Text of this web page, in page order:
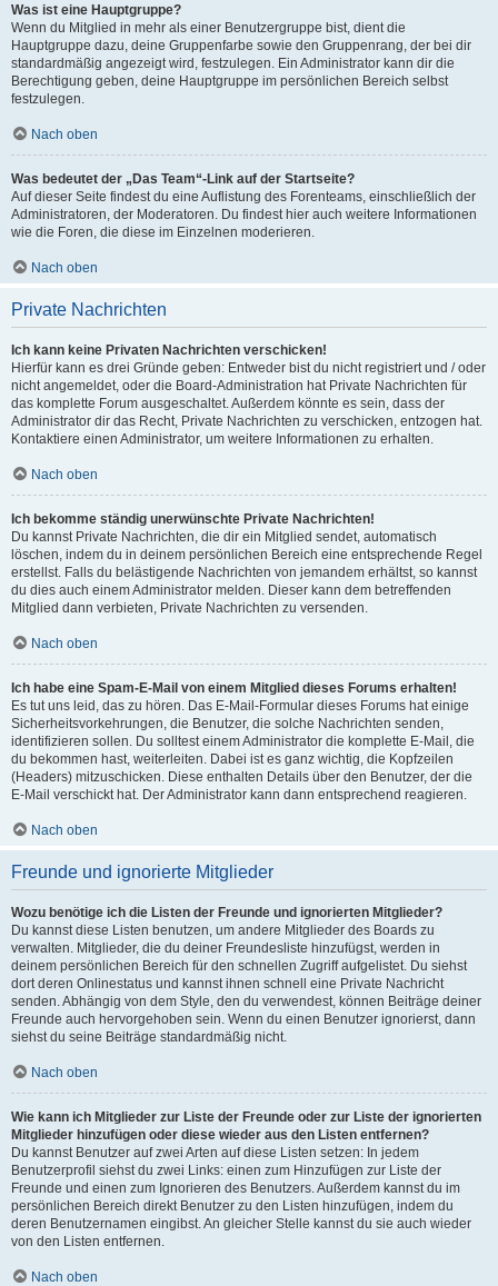
Was ist eine Hauptgruppe?
Wenn du Mitglied in mehr als einer Benutzergruppe bist, dient die
Hauptgruppe dazu, deine Gruppenfarbe sowie den Gruppenrang, der bei dir
standardmäßig angezeigt wird, festzulegen. Ein Administrator kann dir die
Berechtigung geben, deine Hauptgruppe im persönlichen Bereich selbst
festzulegen.
Nach oben
Was bedeutet der „Das Team“-Link auf der Startseite?
Auf dieser Seite findest du eine Auflistung des Forenteams, einschließlich der
Administratoren, der Moderatoren. Du findest hier auch weitere Informationen
wie die Foren, die diese im Einzelnen moderieren.
Nach oben
Private Nachrichten
Ich kann keine Privaten Nachrichten verschicken!
Hierfür kann es drei Gründe geben: Entweder bist du nicht registriert und / oder
nicht angemeldet, oder die Board-Administration hat Private Nachrichten für
das komplette Forum ausgeschaltet. Außerdem könnte es sein, dass der
Administrator dir das Recht, Private Nachrichten zu verschicken, entzogen hat.
Kontaktiere einen Administrator, um weitere Informationen zu erhalten.
Nach oben
Ich bekomme ständig unerwünschte Private Nachrichten!
Du kannst Private Nachrichten, die dir ein Mitglied sendet, automatisch
löschen, indem du in deinem persönlichen Bereich eine entsprechende Regel
erstellst. Falls du belästigende Nachrichten von jemandem erhältst, so kannst
du dies auch einem Administrator melden. Dieser kann dem betreffenden
Mitglied dann verbieten, Private Nachrichten zu versenden.
Nach oben
Ich habe eine Spam-E-Mail von einem Mitglied dieses Forums erhalten!
Es tut uns leid, das zu hören. Das E-Mail-Formular dieses Forums hat einige
Sicherheitsvorkehrungen, die Benutzer, die solche Nachrichten senden,
identifizieren sollen. Du solltest einem Administrator die komplette E-Mail, die
du bekommen hast, weiterleiten. Dabei ist es ganz wichtig, die Kopfzeilen
(Headers) mitzuschicken. Diese enthalten Details über den Benutzer, der die
E-Mail verschickt hat. Der Administrator kann dann entsprechend reagieren.
Nach oben
Freunde und ignorierte Mitglieder
Wozu benötige ich die Listen der Freunde und ignorierten Mitglieder?
Du kannst diese Listen benutzen, um andere Mitglieder des Boards zu
verwalten. Mitglieder, die du deiner Freundesliste hinzufügst, werden in
deinem persönlichen Bereich für den schnellen Zugriff aufgelistet. Du siehst
dort deren Onlinestatus und kannst ihnen schnell eine Private Nachricht
senden. Abhängig von dem Style, den du verwendest, können Beiträge deiner
Freunde auch hervorgehoben sein. Wenn du einen Benutzer ignorierst, dann
siehst du seine Beiträge standardmäßig nicht.
Nach oben
Wie kann ich Mitglieder zur Liste der Freunde oder zur Liste der ignorierten
Mitglieder hinzufügen oder diese wieder aus den Listen entfernen?
Du kannst Benutzer auf zwei Arten auf diese Listen setzen: In jedem
Benutzerprofil siehst du zwei Links: einen zum Hinzufügen zur Liste der
Freunde und einen zum Ignorieren des Benutzers. Außerdem kannst du im
persönlichen Bereich direkt Benutzer zu den Listen hinzufügen, indem du
deren Benutzernamen eingibst. An gleicher Stelle kannst du sie auch wieder
von den Listen entfernen.
Nach oben